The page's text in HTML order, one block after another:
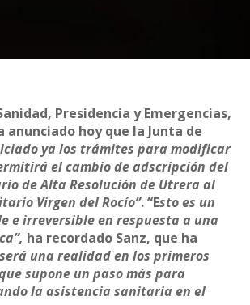
Presidencia y Emergencias,
anunciado hoy que la Junta de
ya los trámites para modificar
el cambio de adscripción del
de Alta Resolución de Utrera al
Virgen del Rocío”. “Esto es un
e irreversible en respuesta a una
ha recordado Sanz, que ha
una realidad en los primeros
supone un paso más para
la asistencia sanitaria en el